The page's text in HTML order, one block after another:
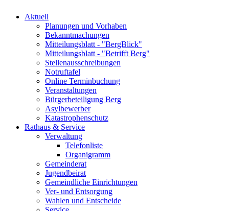
Aktuell
Planungen und Vorhaben
Bekanntmachungen
Mitteilungsblatt - "BergBlick"
Mitteilungsblatt - "Betrifft Berg"
Stellenausschreibungen
Notruftafel
Online Terminbuchung
Veranstaltungen
Bürgerbeteiligung Berg
Asylbewerber
Katastrophenschutz
Rathaus & Service
Verwaltung
Telefonliste
Organigramm
Gemeinderat
Jugendbeirat
Gemeindliche Einrichtungen
Ver- und Entsorgung
Wahlen und Entscheide